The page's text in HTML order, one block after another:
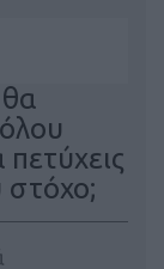
στόχο;